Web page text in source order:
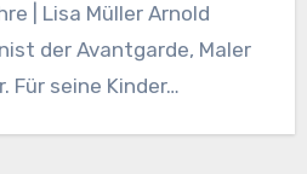
| Lisa Müller Arnold
der Avantgarde, Maler
Für seine Kinder…